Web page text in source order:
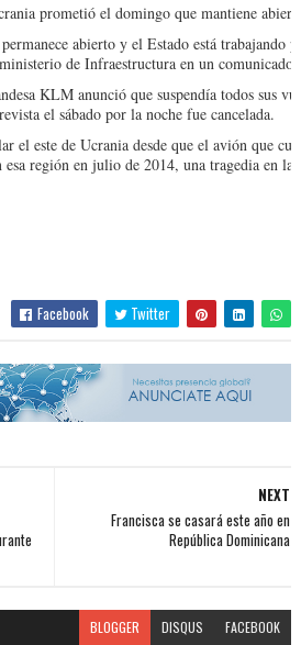
prometió el domingo que mantiene
abierto y el Estado está trabajando
de Infraestructura en un
KLM anunció que suspendía todos sus
el sábado por la noche fue cancelada.
el este de Ucrania desde que el avión que
región en julio de 2014, una tragedia en la
Facebook Twitter
NEXT
Francisca se casará este año en
República Dominicana
BLOGGER DISQUS FACEBOOK